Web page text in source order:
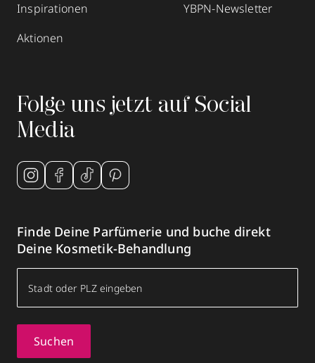
Inspirationen
Aktionen
YBPN-Newsletter
Folge uns jetzt auf Social
Media
Finde Deine Parfümerie und buche direkt
Deine Kosmetik-Behandlung
Suchen